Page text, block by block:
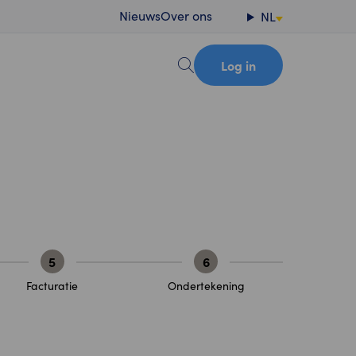
NieuwsOver ons NL
Log in
5
Facturatie
6
Ondertekening